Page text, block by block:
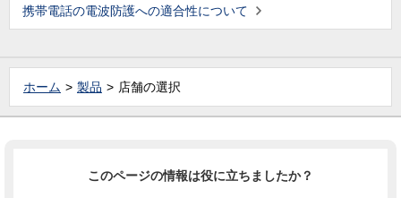
携帯電話の電波防護への適合性について
ホーム 製品 店舗の選択
このページの情報は役に立ちましたか？